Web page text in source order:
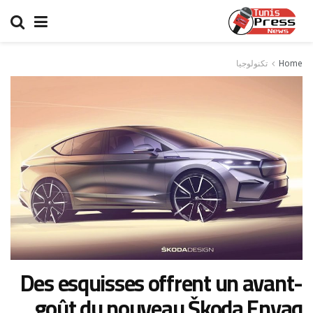
Home تكنولوجيا
Des esquisses offrent un avant-